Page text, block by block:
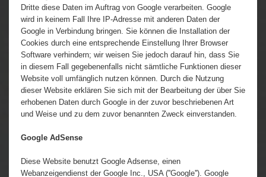
Dritte diese Daten im Auftrag von Google verarbeiten. Google
wird in keinem Fall Ihre IP-Adresse mit anderen Daten der
Google in Verbindung bringen. Sie können die Installation der
Cookies durch eine entsprechende Einstellung Ihrer Browser
Software verhindern; wir weisen Sie jedoch darauf hin, dass Sie
in diesem Fall gegebenenfalls nicht sämtliche Funktionen dieser
Website voll umfänglich nutzen können. Durch die Nutzung
dieser Website erklären Sie sich mit der Bearbeitung der über Sie
erhobenen Daten durch Google in der zuvor beschriebenen Art
und Weise und zu dem zuvor benannten Zweck einverstanden.
Google AdSense
Diese Website benutzt Google Adsense, einen
Webanzeigendienst der Google Inc., USA (''Google''). Google